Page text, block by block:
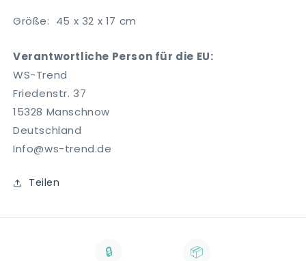
Größe: 45 x 32 x 17 cm
Verantwortliche Person für die EU:
WS-Trend
Friedenstr. 37
15328 Manschnow
Deutschland
Info@ws-trend.de
Teilen
🔒 📦